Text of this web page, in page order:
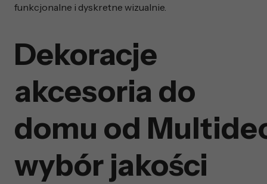
funkcjonalne i dyskretne wizualnie.
Dekoracje
akcesoria do
domu od
wybór jakości